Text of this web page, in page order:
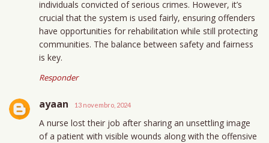
individuals convicted of serious crimes. However, it’s
crucial that the system is used fairly, ensuring offenders
have opportunities for rehabilitation while still protecting
communities. The balance between safety and fairness
is key.
Responder
ayaan 13 novembro, 2024
A nurse lost their job after sharing an unsettling image
of a patient with visible wounds along with the offensive